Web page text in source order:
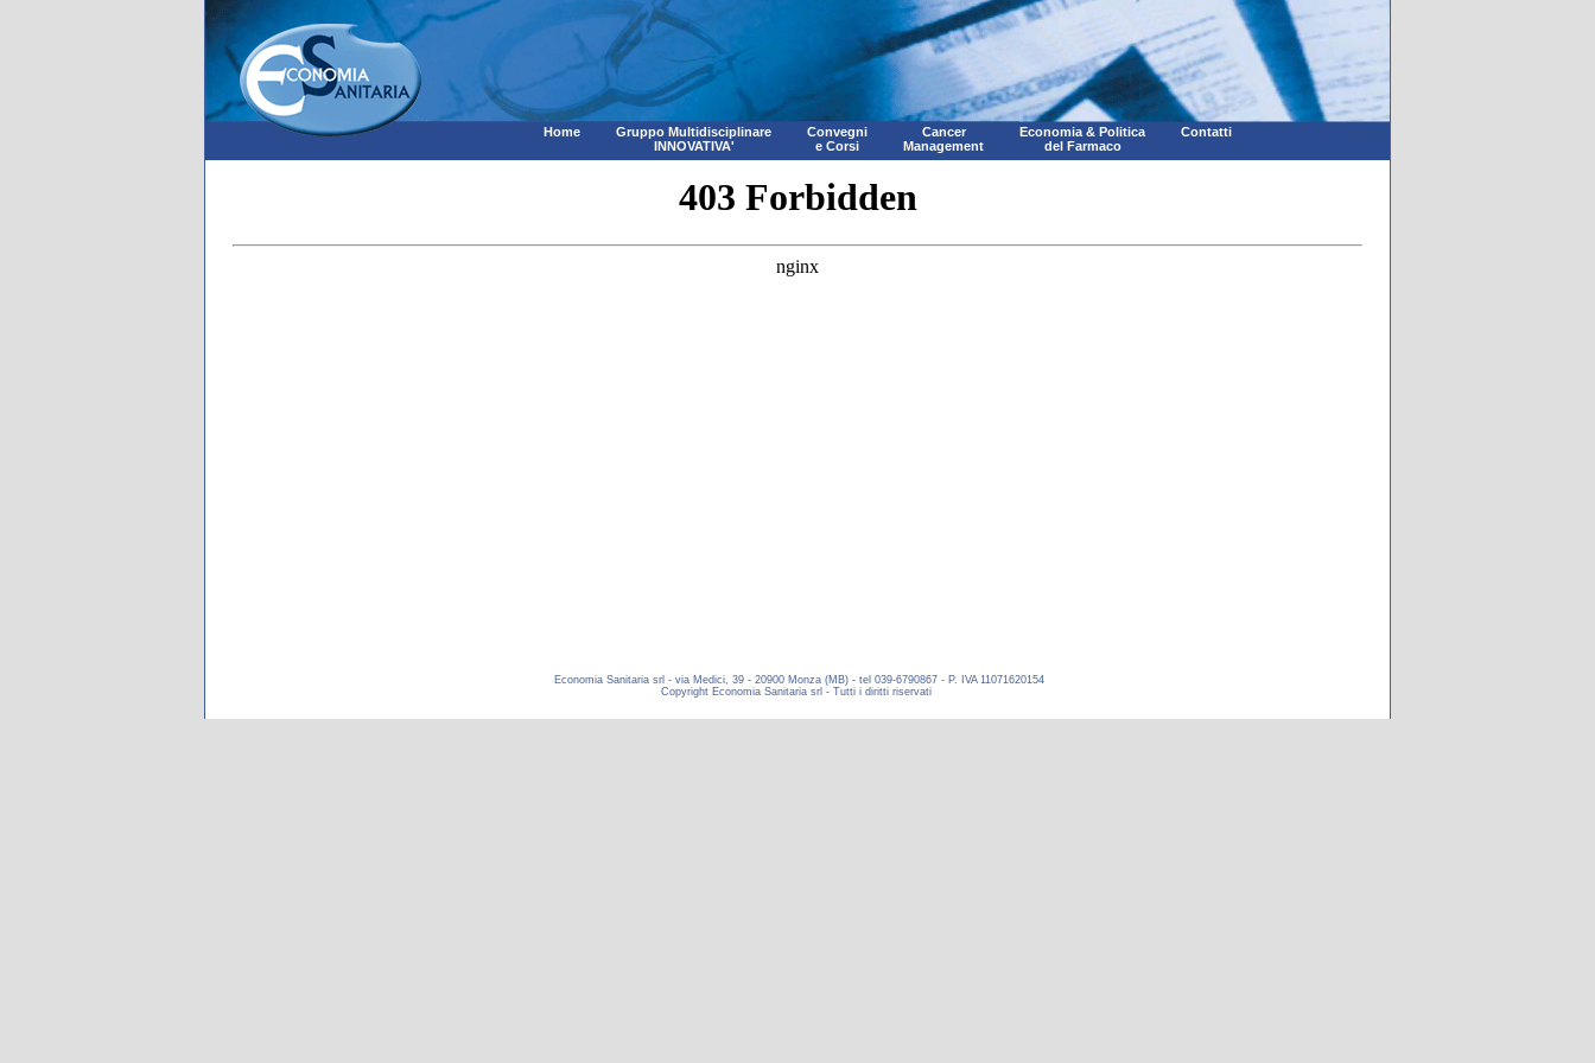
Home
Gruppo Multidisciplinare
INNOVATIVA'
Convegni
e Corsi
Cancer
Management
Economia & Politica
del Farmaco
Contatti
Economia Sanitaria srl - via Medici, 39 - 20900 Monza (MB) - tel 039-6790867 - P. IVA 11071620154
Copyright Economia Sanitaria srl - Tutti i diritti riservati